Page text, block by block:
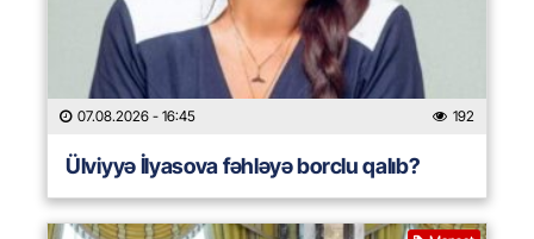
07.08.2026 - 16:45 192
Ülviyyə İlyasova fəhləyə borclu qalıb?